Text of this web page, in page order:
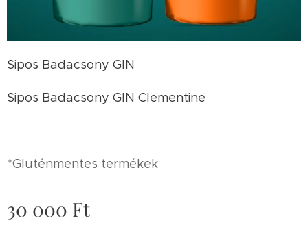
Sipos Badacsony GIN
Sipos Badacsony GIN Clementine
*Gluténmentes termékek
30 000 Ft